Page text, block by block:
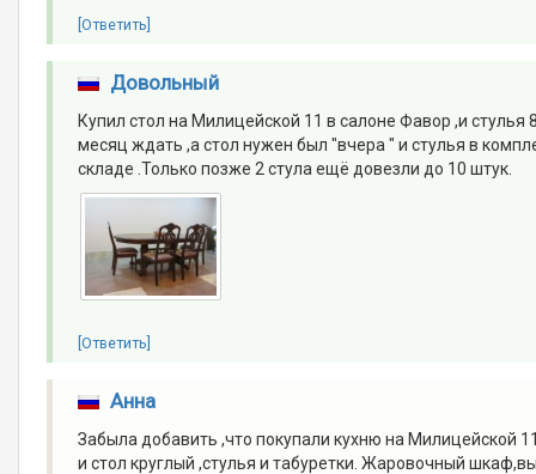
[Ответить]
Довольный
Купил стол на Милицейской 11 в салоне Фавор ,и
месяц ждать ,а стол нужен был "вчера " и стулья в
складе .Только позже 2 стула ещё довезли до 10 штук.
[Ответить]
Анна
Забыла добавить ,что покупали кухню на Милицейской
и стол круглый ,стулья и табуретки. Жаровочный